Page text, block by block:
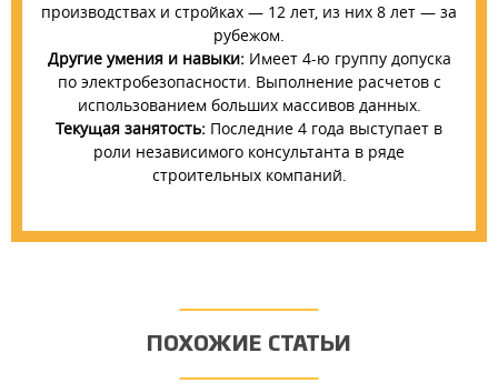
производствах и стройках — 12 лет, из них 8 лет — за
рубежом.
Другие умения и навыки:Имеет 4-ю группу допуска
по электробезопасности. Выполнение расчетов с
использованием больших массивов данных.
Текущая занятость: Последние 4 года выступает в
роли независимого консультанта в ряде
строительных компаний.
ПОХОЖИЕ СТАТЬИ